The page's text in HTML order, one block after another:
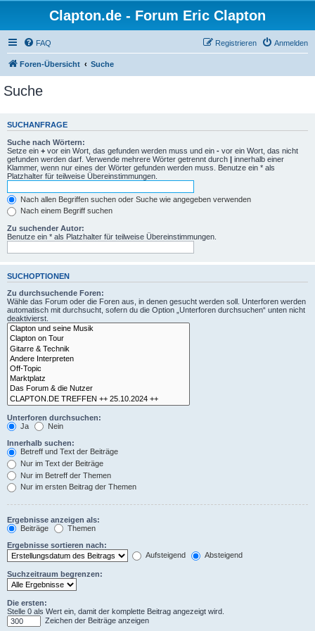
Clapton.de - Forum Eric Clapton
FAQ Anmelden
Registrieren
Foren-Übersicht Suche
Suche
SUCHANFRAGE
Suche nach Wörtern:
Setze ein + vor ein Wort, das gefunden werden muss und ein - vor ein Wort, das nicht
gefunden werden darf. Verwende mehrere Wörter getrennt durch | innerhalb einer
Klammer, wenn nur eines der Wörter gefunden werden muss. Benutze ein * als
Platzhalter für teilweise Übereinstimmungen.
Nach allen Begriffen suchen oder Suche wie angegeben verwenden
Nach einem Begriff suchen
Zu suchender Autor:
Benutze ein * als Platzhalter für teilweise Übereinstimmungen.
SUCHOPTIONEN
Zu durchsuchende Foren:
Wähle das Forum oder die Foren aus, in denen gesucht werden soll. Unterforen werden
automatisch mit durchsucht, sofern du die Option „Unterforen durchsuchen“ unten nicht
deaktivierst.
Unterforen durchsuchen:
Ja
Nein
Innerhalb suchen:
Betreff und Text der Beiträge
Nur im Text der Beiträge
Nur im Betreff der Themen
Nur im ersten Beitrag der Themen
Ergebnisse anzeigen als:
Beiträge
Themen
Ergebnisse sortieren nach:
Aufsteigend
Absteigend
Suchzeitraum begrenzen:
Die ersten:
Stelle 0 als Wert ein, damit der komplette Beitrag angezeigt wird.
Zeichen der Beiträge anzeigen